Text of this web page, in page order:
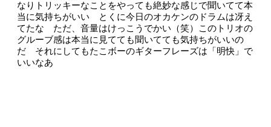
なりトリッキーなことをやっても絶妙な感じで聞いてて本
当に気持ちがいい とくに今日のオカケンのドラムは冴え
てたな ただ、音量はけっこうでかい（笑）このトリオの
グルーブ感は本当に見てても聞いてても気持ちがいいの
だ それにしてもたこボーのギターフレーズは「明快」で
いいなあ